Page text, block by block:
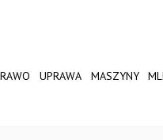
UPRAWA MASZYNY